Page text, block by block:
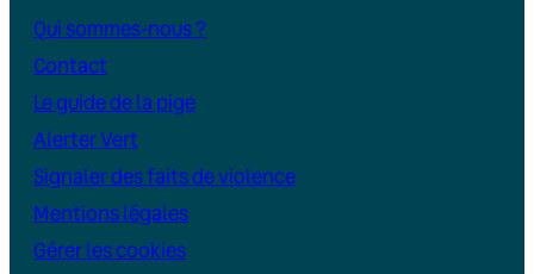
Qui sommes-nous ?
Contact
Le guide de la pige
Alerter Vert
Signaler des faits de violence
Mentions légales
Gérer les cookies